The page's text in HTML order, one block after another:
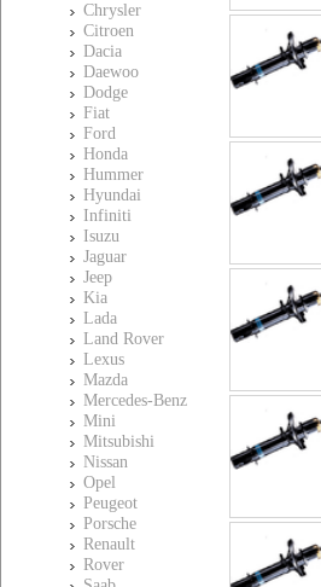
Chrysler
Citroen
Dacia
Daewoo
Dodge
Fiat
Ford
Honda
Hummer
Hyundai
Infiniti
Isuzu
Jaguar
Jeep
Kia
Lada
Land Rover
Lexus
Mazda
Mercedes-Benz
Mini
Mitsubishi
Nissan
Opel
Peugeot
Porsche
Renault
Rover